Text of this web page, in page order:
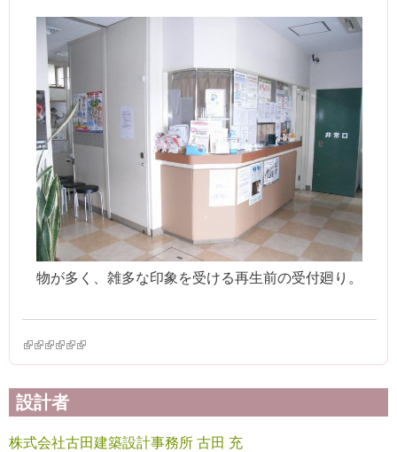
物が多く、雑多な印象を受ける再生前の受付廻り。
(link is external)
(link is external)
(link is external)
(link is external)
(link is external)
(link is external)
設計者
株式会社古田建築設計事務所 古田 充